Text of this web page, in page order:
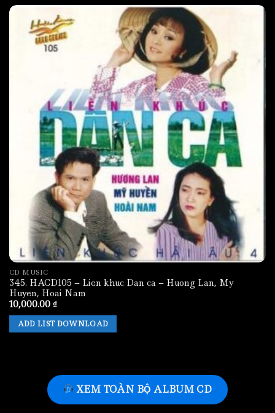
CD MUSIC
345. HACD105 – Lien khuc Dan ca – Huong Lan, My
Huyen, Hoai Nam
10,000.00 ₫
ADD LIST DOWNLOAD
XEM TOÀN BỘ ALBUM CD